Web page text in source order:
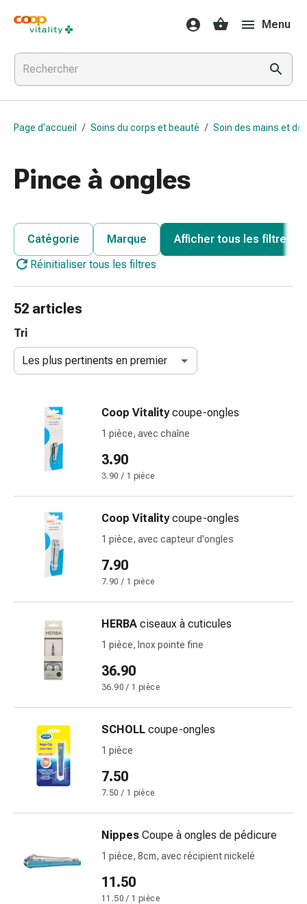
Médicaments
et
santé
Grippe
et
Refroidissement
pour
gorge
Médicaments
grippe
le
Toux
et
accessoires
Mouchoirs
Rhume
Soins
des
des
brûlures
élastiques
Compresses
Pansements
pour
doigts
Pansements
Bandes
compression
Pansements
Menu
Page d’accueil / Soins du corps et beauté / Soin des mains et
Pince à ongles
Catégorie Marque
Afficher tous les filtres
Réinitialiser tous les filtres
52 articles
Tri
Les plus pertinents en premier
Coop Vitality coupe-ongles
1 pièce, avec chaîne
3.90
3.90 / 1 pièce
Coop Vitality coupe-ongles
1 pièce, avec capteur d'ongles
7.90
7.90 / 1 pièce
HERBA ciseaux à cuticules
1 pièce, Inox pointe fine
36.90
36.90 / 1 pièce
SCHOLL coupe-ongles
1 pièce
7.50
7.50 / 1 pièce
Nippes Coupe à ongles de pédicure
1 pièce, 8cm, avec récipient nickelé
11.50
11.50 / 1 pièce